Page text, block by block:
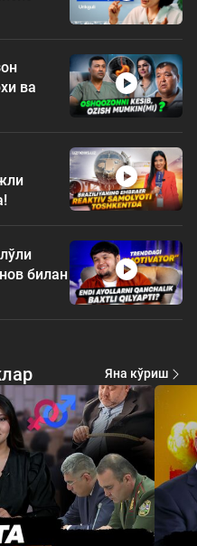
ва
билан
Яна кўриш